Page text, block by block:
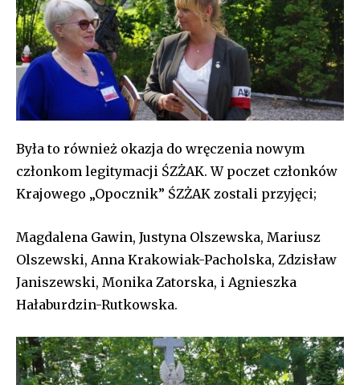
Była to również okazja do wręczenia nowym
członkom legitymacji ŚZŻAK. W poczet członków
Krajowego „Opocznik” ŚZŻAK zostali przyjęci;
Magdalena Gawin, Justyna Olszewska, Mariusz
Olszewski, Anna Krakowiak-Pacholska, Zdzisław
Janiszewski, Monika Zatorska, i Agnieszka
Hałaburdzin-Rutkowska.